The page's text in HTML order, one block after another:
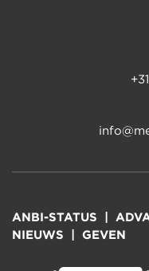
ANBI-STATUS
NIEUWS
GEVEN